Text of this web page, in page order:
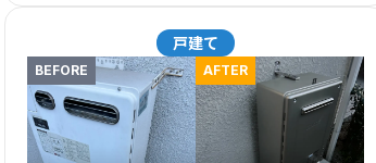
戸建て
BEFORE AFTER